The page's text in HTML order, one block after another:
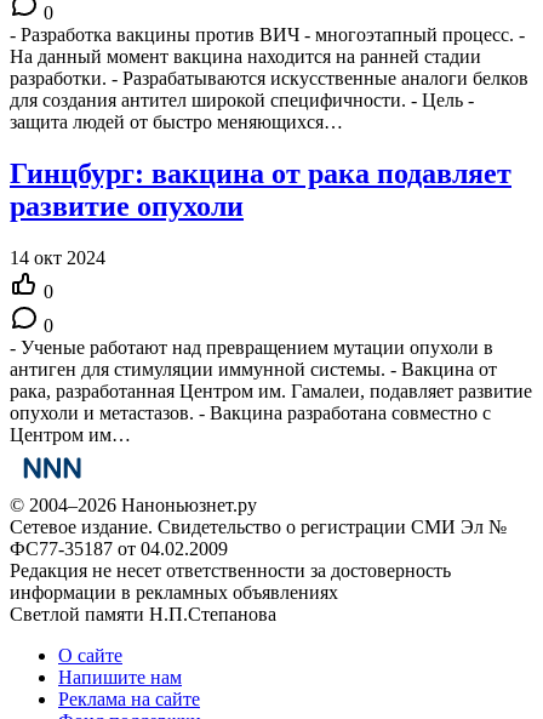
0
- Разработка вакцины против ВИЧ - многоэтапный процесс. -
На данный момент вакцина находится на ранней стадии
разработки. - Разрабатываются искусственные аналоги белков
для создания антител широкой специфичности. - Цель -
защита людей от быстро меняющихся…
Гинцбург: вакцина от рака подавляет
развитие опухоли
14 окт 2024
0
0
- Ученые работают над превращением мутации опухоли в
антиген для стимуляции иммунной системы. - Вакцина от
рака, разработанная Центром им. Гамалеи, подавляет развитие
опухоли и метастазов. - Вакцина разработана совместно с
Центром им…
© 2004–2026 Наноньюзнет.ру
Сетевое издание. Свидетельство о регистрации СМИ Эл №
ФС77-35187 от 04.02.2009
Редакция не несет ответственности за достоверность
информации в рекламных объявлениях
Светлой памяти Н.П.Степанова
О сайте
Напишите нам
Реклама на сайте